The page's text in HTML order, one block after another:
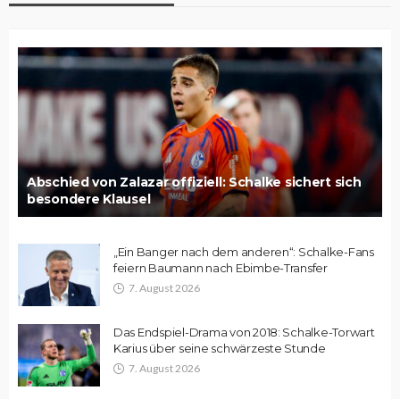
Abschied von Zalazar offiziell: Schalke sichert sich
besondere Klausel
„Ein Banger nach dem anderen“: Schalke-Fans
feiern Baumann nach Ebimbe-Transfer
7. August 2026
Das Endspiel-Drama von 2018: Schalke-Torwart
Karius über seine schwärzeste Stunde
7. August 2026